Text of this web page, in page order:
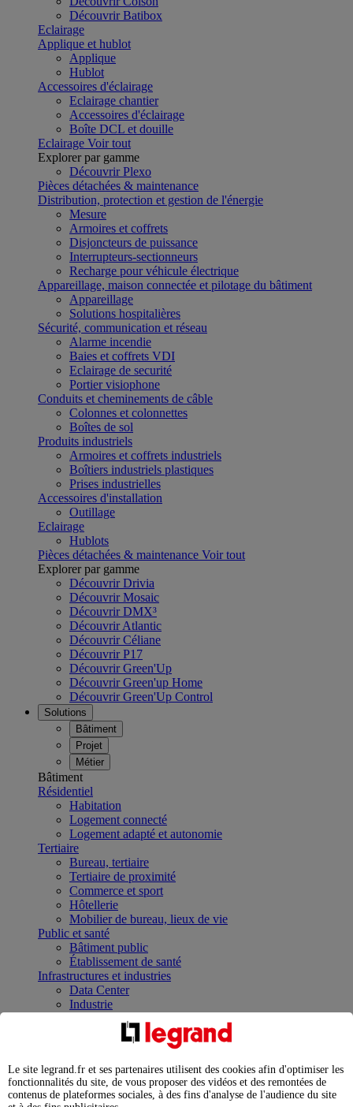
Découvrir Batibox
Eclairage
Applique et hublot
Applique
Hublot
Accessoires d'éclairage
Eclairage chantier
Accessoires d'éclairage
Boîte DCL et douille
Eclairage Voir tout
Explorer par gamme
Découvrir Plexo
Pièces détachées & maintenance
Distribution, protection et gestion de l'énergie
Mesure
Armoires et coffrets
Disjoncteurs de puissance
Interrupteurs-sectionneurs
Recharge pour véhicule électrique
Appareillage, maison connectée et pilotage du bâtiment
Appareillage
Solutions hospitalières
Sécurité, communication et réseau
Alarme incendie
Baies et coffrets VDI
Eclairage de securité
Portier visiophone
Conduits et cheminements de câble
Colonnes et colonnettes
Boîtes de sol
Produits industriels
Armoires et coffrets industriels
Boîtiers industriels plastiques
Prises industrielles
Accessoires d'installation
Outillage
Eclairage
Hublots
Pièces détachées & maintenance Voir tout
Explorer par gamme
Découvrir Drivia
Découvrir Mosaic
Découvrir DMX³
Découvrir Atlantic
Découvrir Céliane
Découvrir P17
Découvrir Green'Up
Découvrir Green'up Home
Découvrir Green'Up Control
Solutions
Bâtiment
Projet
Métier
Bâtiment
Résidentiel
Habitation
Logement connecté
Logement adapté et autonomie
Tertiaire
Bureau, tertiaire
Tertiaire de proximité
Commerce et sport
Hôtellerie
Mobilier de bureau, lieux de vie
Public et santé
Bâtiment public
Établissement de santé
Infrastructures et industries
Data Center
Industrie
Infrastructures
Contrôler et planifier le fonctionnement des appareils
Répartir et optimiser son tableau électrique
Legrand Data Center Solutions : concentrer les
expertises au service de vos performances
Le site legrand.fr et ses partenaires utilisent des cookies afin d'optimiser les
fonctionnalités du site, de vous proposer des vidéos et des remontées de
contenus de plateformes sociales, à des fins d'analyse de l'audience du site